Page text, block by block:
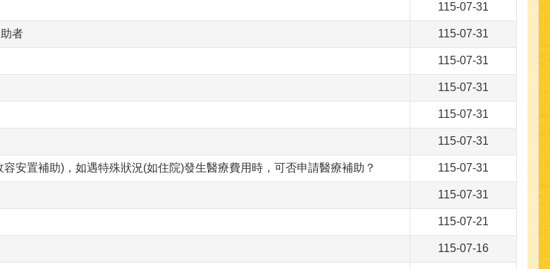
115-07-31
者 115-07-31
115-07-31
115-07-31
115-07-31
115-07-31
安置補助)，如遇特殊狀況(如住院)發生醫療費用時，可否申請醫療補助？ 115-07-31
115-07-31
115-07-21
115-07-16